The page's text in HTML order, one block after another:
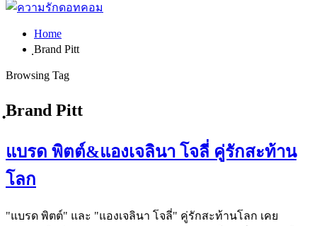
Home
ฺBrand Pitt
Browsing Tag
ฺBrand Pitt
แบรด พิตต์&แองเจลินา โจลี่ คู่รักสะท้าน
โลก
"แบรด พิตต์" และ "แองเจลินา โจลี่" คู่รักสะท้านโลก เคย